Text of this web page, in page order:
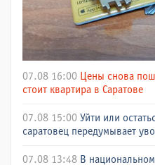
07.08 16:00 Цены снова
стоит квартира в Саратове
07.08 15:00 Уйти или
саратовец передумывает
07.08 13:48 В